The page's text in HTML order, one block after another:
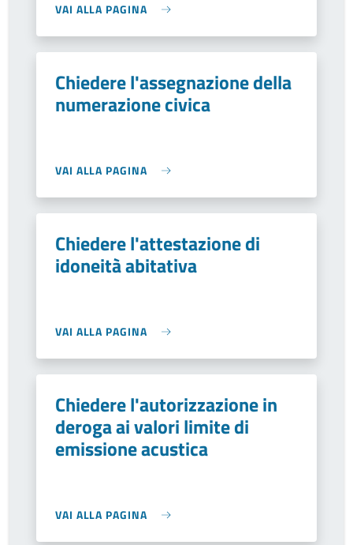
VAI ALLA PAGINA
Chiedere l'assegnazione della
numerazione civica
VAI ALLA PAGINA
Chiedere l'attestazione di
idoneità abitativa
VAI ALLA PAGINA
Chiedere l'autorizzazione in
deroga ai valori limite di
emissione acustica
VAI ALLA PAGINA